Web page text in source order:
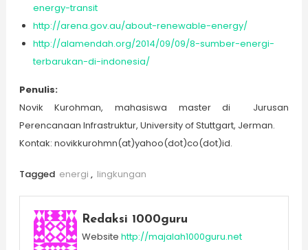
energy-transit
http://arena.gov.au/about-renewable-energy/
http://alamendah.org/2014/09/09/8-sumber-energi-
terbarukan-di-indonesia/
Penulis:
Novik Kurohman, mahasiswa master di Jurusan
Perencanaan Infrastruktur, University of Stuttgart, Jerman.
Kontak: novikkurohmn(at)yahoo(dot)co(dot)id.
Tagged energi , lingkungan
Redaksi 1000guru
Website http://majalah1000guru.net